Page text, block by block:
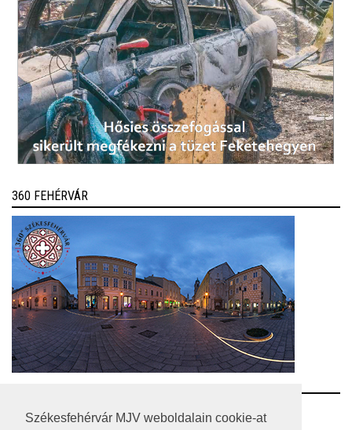
Székesfehérvár MJV weboldalain cookie-at
360 FEHÉRVÁR
RSS